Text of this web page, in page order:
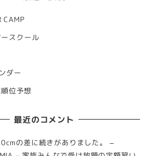
CAMP
スクール
ダー
位予想
最近のコメント
の差に続きがありました。 –